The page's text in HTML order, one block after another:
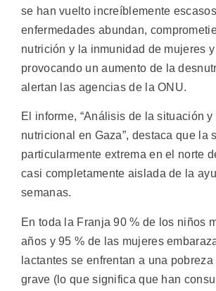
se han vuelto increíblemente
enfermedades abundan,
nutrición y la inmunidad de mujeres
provocando un aumento de la
alertan las agencias de la ONU.
El informe, “Análisis de la situación
nutricional en Gaza”, destaca que la
particularmente extrema en el norte
casi completamente aislada de la
semanas.
En toda la Franja 90 % de los niños
años y 95 % de las mujeres
lactantes se enfrentan a una
grave (lo que significa que han